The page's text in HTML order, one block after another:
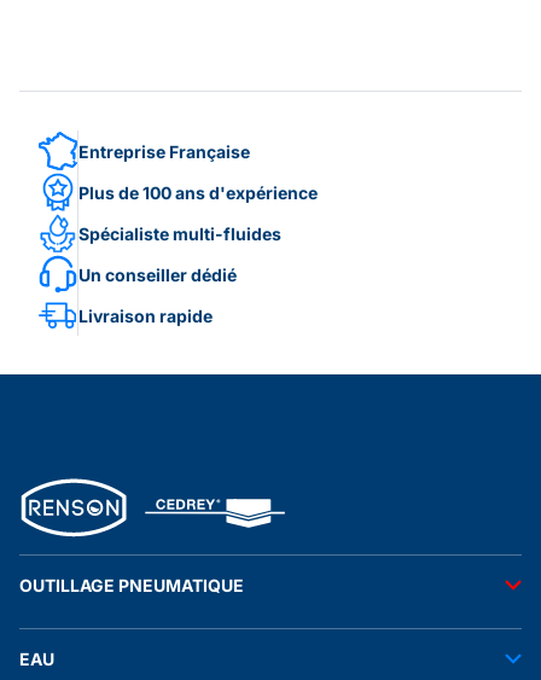
Entreprise Française
Plus de 100 ans d'expérience
Spécialiste multi-fluides
Un conseiller dédié
Livraison rapide
OUTILLAGE PNEUMATIQUE
Accessoires pneumatiques
EAU